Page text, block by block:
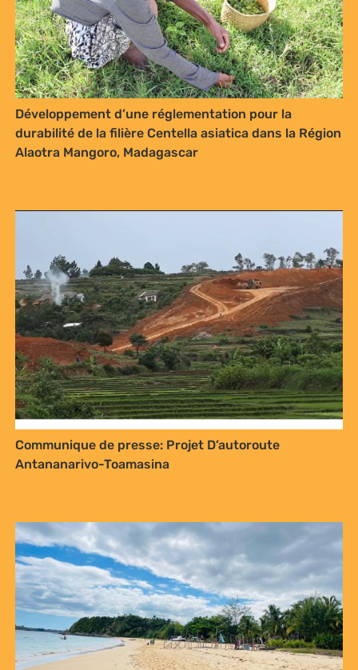
Développement d’une réglementation pour la
durabilité de la filière Centella asiatica dans la Région
Alaotra Mangoro, Madagascar
Communique de presse: Projet D’autoroute
Antananarivo-Toamasina